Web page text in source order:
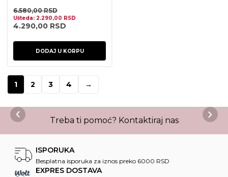
6.580,00RSD
Ušteda: 2.290,00 RSD
4.290,00 RSD
DODAJ U KORPU
1 2 3 4 →
Treba ti pomoć? Kontaktiraj nas
ISPORUKA
Besplatna isporuka za iznos preko 6000 RSD
EXPRES DOSTAVA